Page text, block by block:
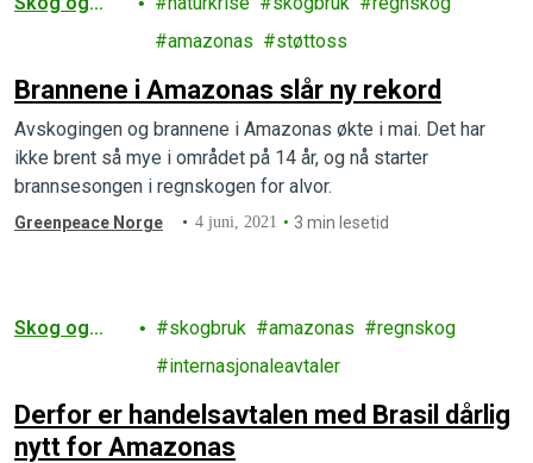
amazonas
støttoss
Brannene i Amazonas slår ny rekord
Avskogingen og brannene i Amazonas økte i mai. Det har
ikke brent så mye i området på 14 år, og nå starter
brannsesongen i regnskogen for alvor.
Greenpeace Norge 4 juni, 2021 3 min lesetid
Skog og
skogbruk amazonas
regnskog
internasjonaleavtaler
Derfor er handelsavtalen med Brasil dårlig
nytt for Amazonas